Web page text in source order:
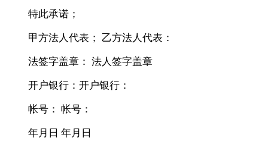
特此承诺；
甲方法人代表； 乙方法人代表：
法签字盖章： 法人签字盖章
开户银行：开户银行：
帐号： 帐号：
年月日 年月日